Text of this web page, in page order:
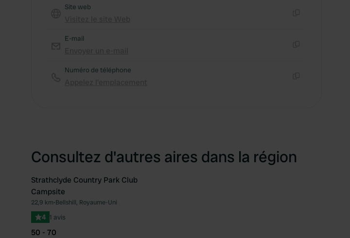
Site web
E-mail
Numéro de téléphone
Consultez d'autres aires dans la région
Strathclyde Country Park Club
Campsite
22,9 km•Bellshill, Royaume-Uni
4 1 avis
50 - 70